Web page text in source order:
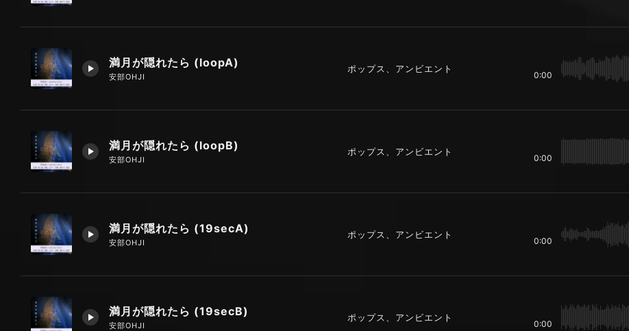
満月が隠れたら (loopA)
安部OHJI
ポップス、アンビエント
0:00
満月が隠れたら (loopB)
安部OHJI
ポップス、アンビエント
0:00
満月が隠れたら (19secA)
安部OHJI
ポップス、アンビエント
0:00
満月が隠れたら (19secB)
安部OHJI
ポップス、アンビエント
0:00